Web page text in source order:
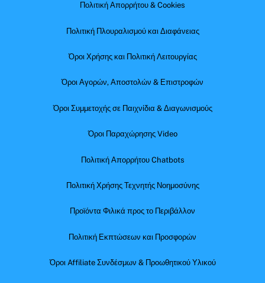
Πολιτική Απορρήτου & Cookies
Πολιτική Πλουραλισμού και Διαφάνειας
Όροι Χρήσης και Πολιτική Λειτουργίας
Όροι Αγορών, Αποστολών & Επιστροφών
Όροι Συμμετοχής σε Παιχνίδια & Διαγωνισμούς
Όροι Παραχώρησης Video
Πολιτική Απορρήτου Chatbots
Πολιτική Χρήσης Τεχνητής Νοημοσύνης
Προϊόντα Φιλικά προς το Περιβάλλον
Πολιτική Εκπτώσεων και Προσφορών
Όροι Affiliate Συνδέσμων & Προωθητικού Υλικού